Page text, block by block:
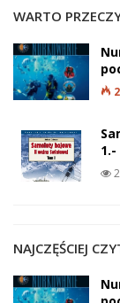
WARTO
NAJCZĘŚCIEJ